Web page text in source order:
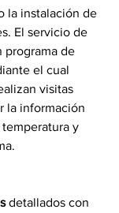
la instalación de
El servicio de
programa de
el cual
visitas
la información
y
detallados con